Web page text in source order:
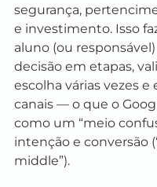
segurança,
e investimento. Isso
aluno (ou
decisão em etapas,
escolha várias vezes e
canais — o que o
como um “meio
intenção e conversão
middle”).